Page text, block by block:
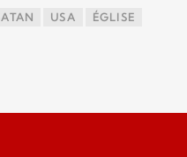
USA ÉGLISE